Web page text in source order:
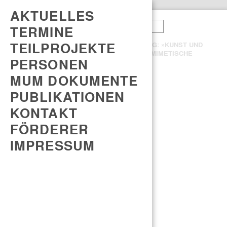
BEITRÄGE RINGVORLESUNG: »KUNST UND
HISTORIOGRAPHIE – EINE MIMETISCHE
KONSTELLATION«
AKTUELLES
TERMINE
TEILPROJEKTE
PERSONEN
MUM DOKUMENTE
PUBLIKATIONEN
KONTAKT
FÖRDERER
IMPRESSUM